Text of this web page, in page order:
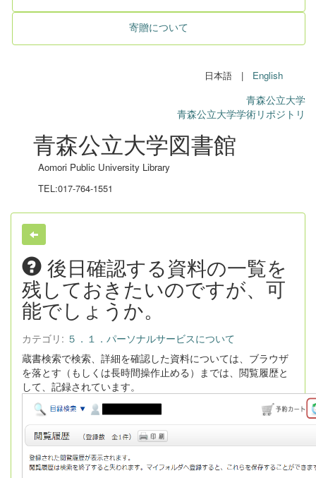
寄贈について
日本語 | English
青森公立大学
青森公立大学学術リポジトリ
青森公立大学図書館
Aomori Public University Library
TEL:017-764-1551
後日確認する資料の一覧を
残しておきたいのですが、可
能でしょうか。
カテゴリ: ５．１．パーソナルサービスについて
蔵書検索で検索、詳細を確認した資料については、ブラウザ
を落とす（もしくは長時間操作止める）までは、閲覧履歴と
して、記録されています。